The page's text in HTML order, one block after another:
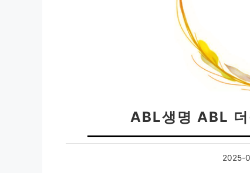
ABL생명 ABL 더
2025-